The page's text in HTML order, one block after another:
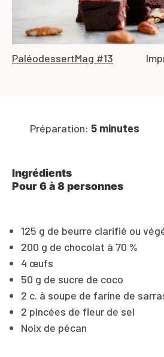
PaléodessertMag #13
Préparation: 5 minutes
Ingrédients
Pour 6 à 8 personnes
125 g de beurre clarifié ou
200 g de chocolat à 70 %
4 œufs
50 g de sucre de coco
2 c. à soupe de farine de
2 pincées de fleur de sel
Noix de pécan